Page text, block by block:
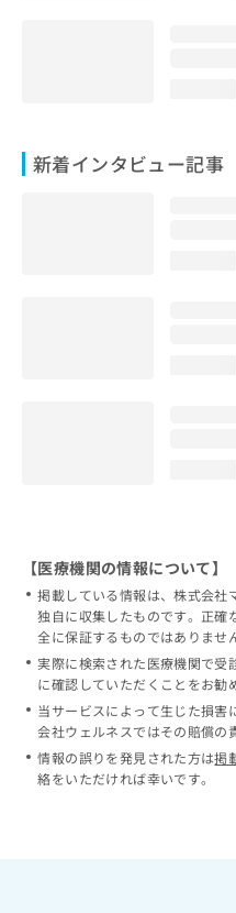
新着インタビュー記事
【医療機関の情報について】
掲載している情報は、株式会社
独自に収集したものです。正確
全に保証するものではありません
実際に検索された医療機関で受
に確認していただくことをお勧
当サービスによって生じた損害
会社ウェルネスではその賠償の
情報の誤りを発見された方は掲
絡をいただければ幸いです。